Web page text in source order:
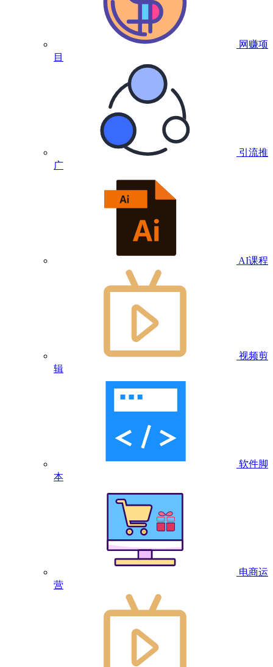
网赚项
目
引流推
广
AI课程
视频剪
辑
软件脚
本
电商运
营